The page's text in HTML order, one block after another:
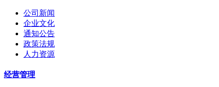
公司新闻
企业文化
通知公告
政策法规
人力资源
经营管理